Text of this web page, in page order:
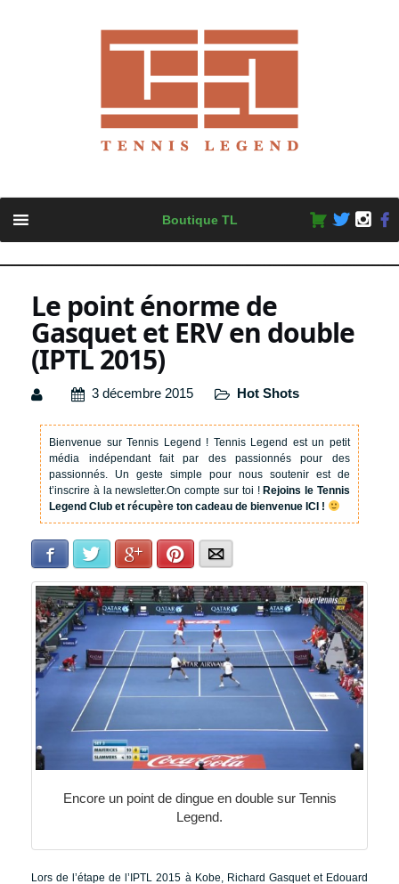
content
Boutique TL
Le point énorme de
Gasquet et ERV en double
(IPTL 2015)
3 décembre 2015 Hot Shots
Bienvenue sur Tennis Legend ! Tennis Legend est un petit
média indépendant fait par des passionnés pour des
passionnés. Un geste simple pour nous soutenir est de
t’inscrire à la newsletter.On compte sur toi !Rejoins le Tennis
Legend Club et récupère ton cadeau de bienvenue ICI !
Facebook Twitter Google+Pinterest
Encore un point de dingue en double sur Tennis
Legend.
Lors de l’étape de l’IPTL 2015 à Kobe, Richard Gasquet et Edouard